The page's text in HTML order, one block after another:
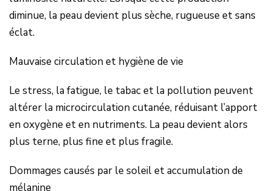
diminue, la peau devient plus sèche, rugueuse et sans
éclat.
Mauvaise circulation et hygiène de vie
Le stress, la fatigue, le tabac et la pollution peuvent
altérer la microcirculation cutanée, réduisant l’apport
en oxygène et en nutriments. La peau devient alors
plus terne, plus fine et plus fragile.
Dommages causés par le soleil et accumulation de
mélanine